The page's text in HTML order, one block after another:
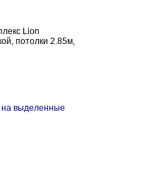
Lion
потолки 2.85м,
на выделенные